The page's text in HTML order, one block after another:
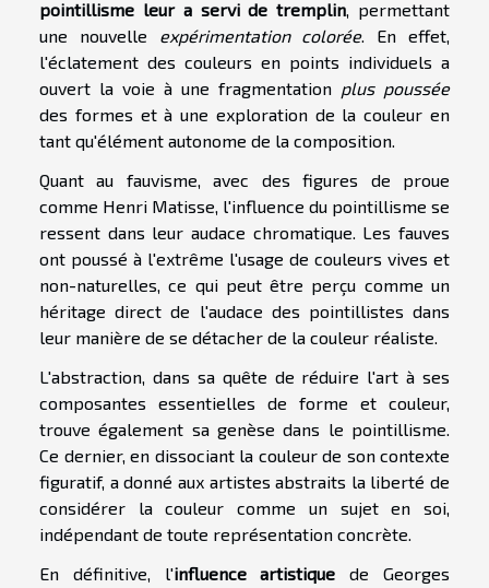
pointillisme leur a servi de tremplin, permettant
une nouvelle expérimentation colorée. En effet,
l'éclatement des couleurs en points individuels a
ouvert la voie à une fragmentation plus poussée
des formes et à une exploration de la couleur en
tant qu'élément autonome de la composition.
Quant au fauvisme, avec des figures de proue
comme Henri Matisse, l'influence du pointillisme se
ressent dans leur audace chromatique. Les fauves
ont poussé à l'extrême l'usage de couleurs vives et
non-naturelles, ce qui peut être perçu comme un
héritage direct de l'audace des pointillistes dans
leur manière de se détacher de la couleur réaliste.
L'abstraction, dans sa quête de réduire l'art à ses
composantes essentielles de forme et couleur,
trouve également sa genèse dans le pointillisme.
Ce dernier, en dissociant la couleur de son contexte
figuratif, a donné aux artistes abstraits la liberté de
considérer la couleur comme un sujet en soi,
indépendant de toute représentation concrète.
En définitive, l'influence artistique de Georges